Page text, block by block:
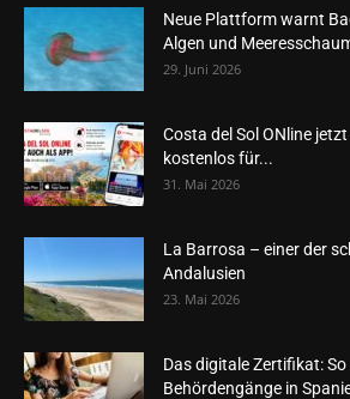
Neue Plattform warnt
Algen und
29. Juni 2026
Costa del Sol ONline
kostenlos für...
31. Mai 2026
La Barrosa – einer der
Andalusien
23. Mai 2026
Das digitale Zertifikat:
Behördengänge in